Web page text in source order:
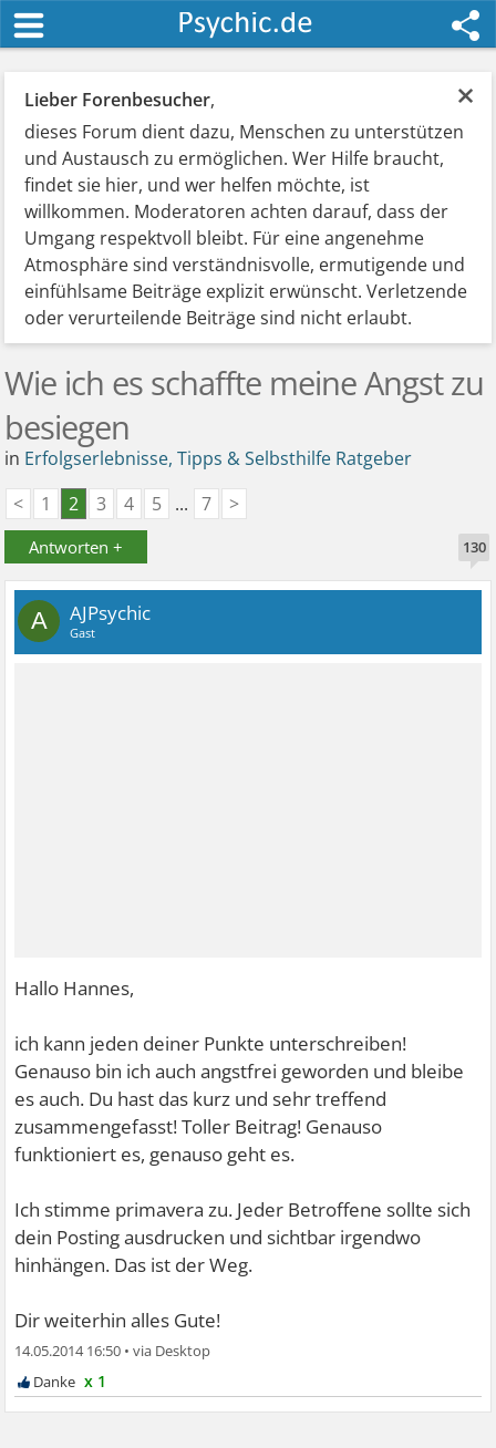
×
Lieber Forenbesucher,
dieses Forum dient dazu, Menschen zu unterstützen
und Austausch zu ermöglichen. Wer Hilfe braucht,
findet sie hier, und wer helfen möchte, ist
willkommen. Moderatoren achten darauf, dass der
Umgang respektvoll bleibt. Für eine angenehme
Atmosphäre sind verständnisvolle, ermutigende und
einfühlsame Beiträge explizit erwünscht. Verletzende
oder verurteilende Beiträge sind nicht erlaubt.
Wie ich es schaffte meine Angst zu
besiegen
in Erfolgserlebnisse, Tipps & Selbsthilfe Ratgeber
<
1 2 3 4 5 ... 7 >
Antworten + 130
A AJPsychic
Gast
Hallo Hannes,
ich kann jeden deiner Punkte unterschreiben!
Genauso bin ich auch angstfrei geworden und bleibe
es auch. Du hast das kurz und sehr treffend
zusammengefasst! Toller Beitrag! Genauso
funktioniert es, genauso geht es.
Ich stimme primavera zu. Jeder Betroffene sollte sich
dein Posting ausdrucken und sichtbar irgendwo
hinhängen. Das ist der Weg.
Dir weiterhin alles Gute!
14.05.2014 16:50 •
x 1